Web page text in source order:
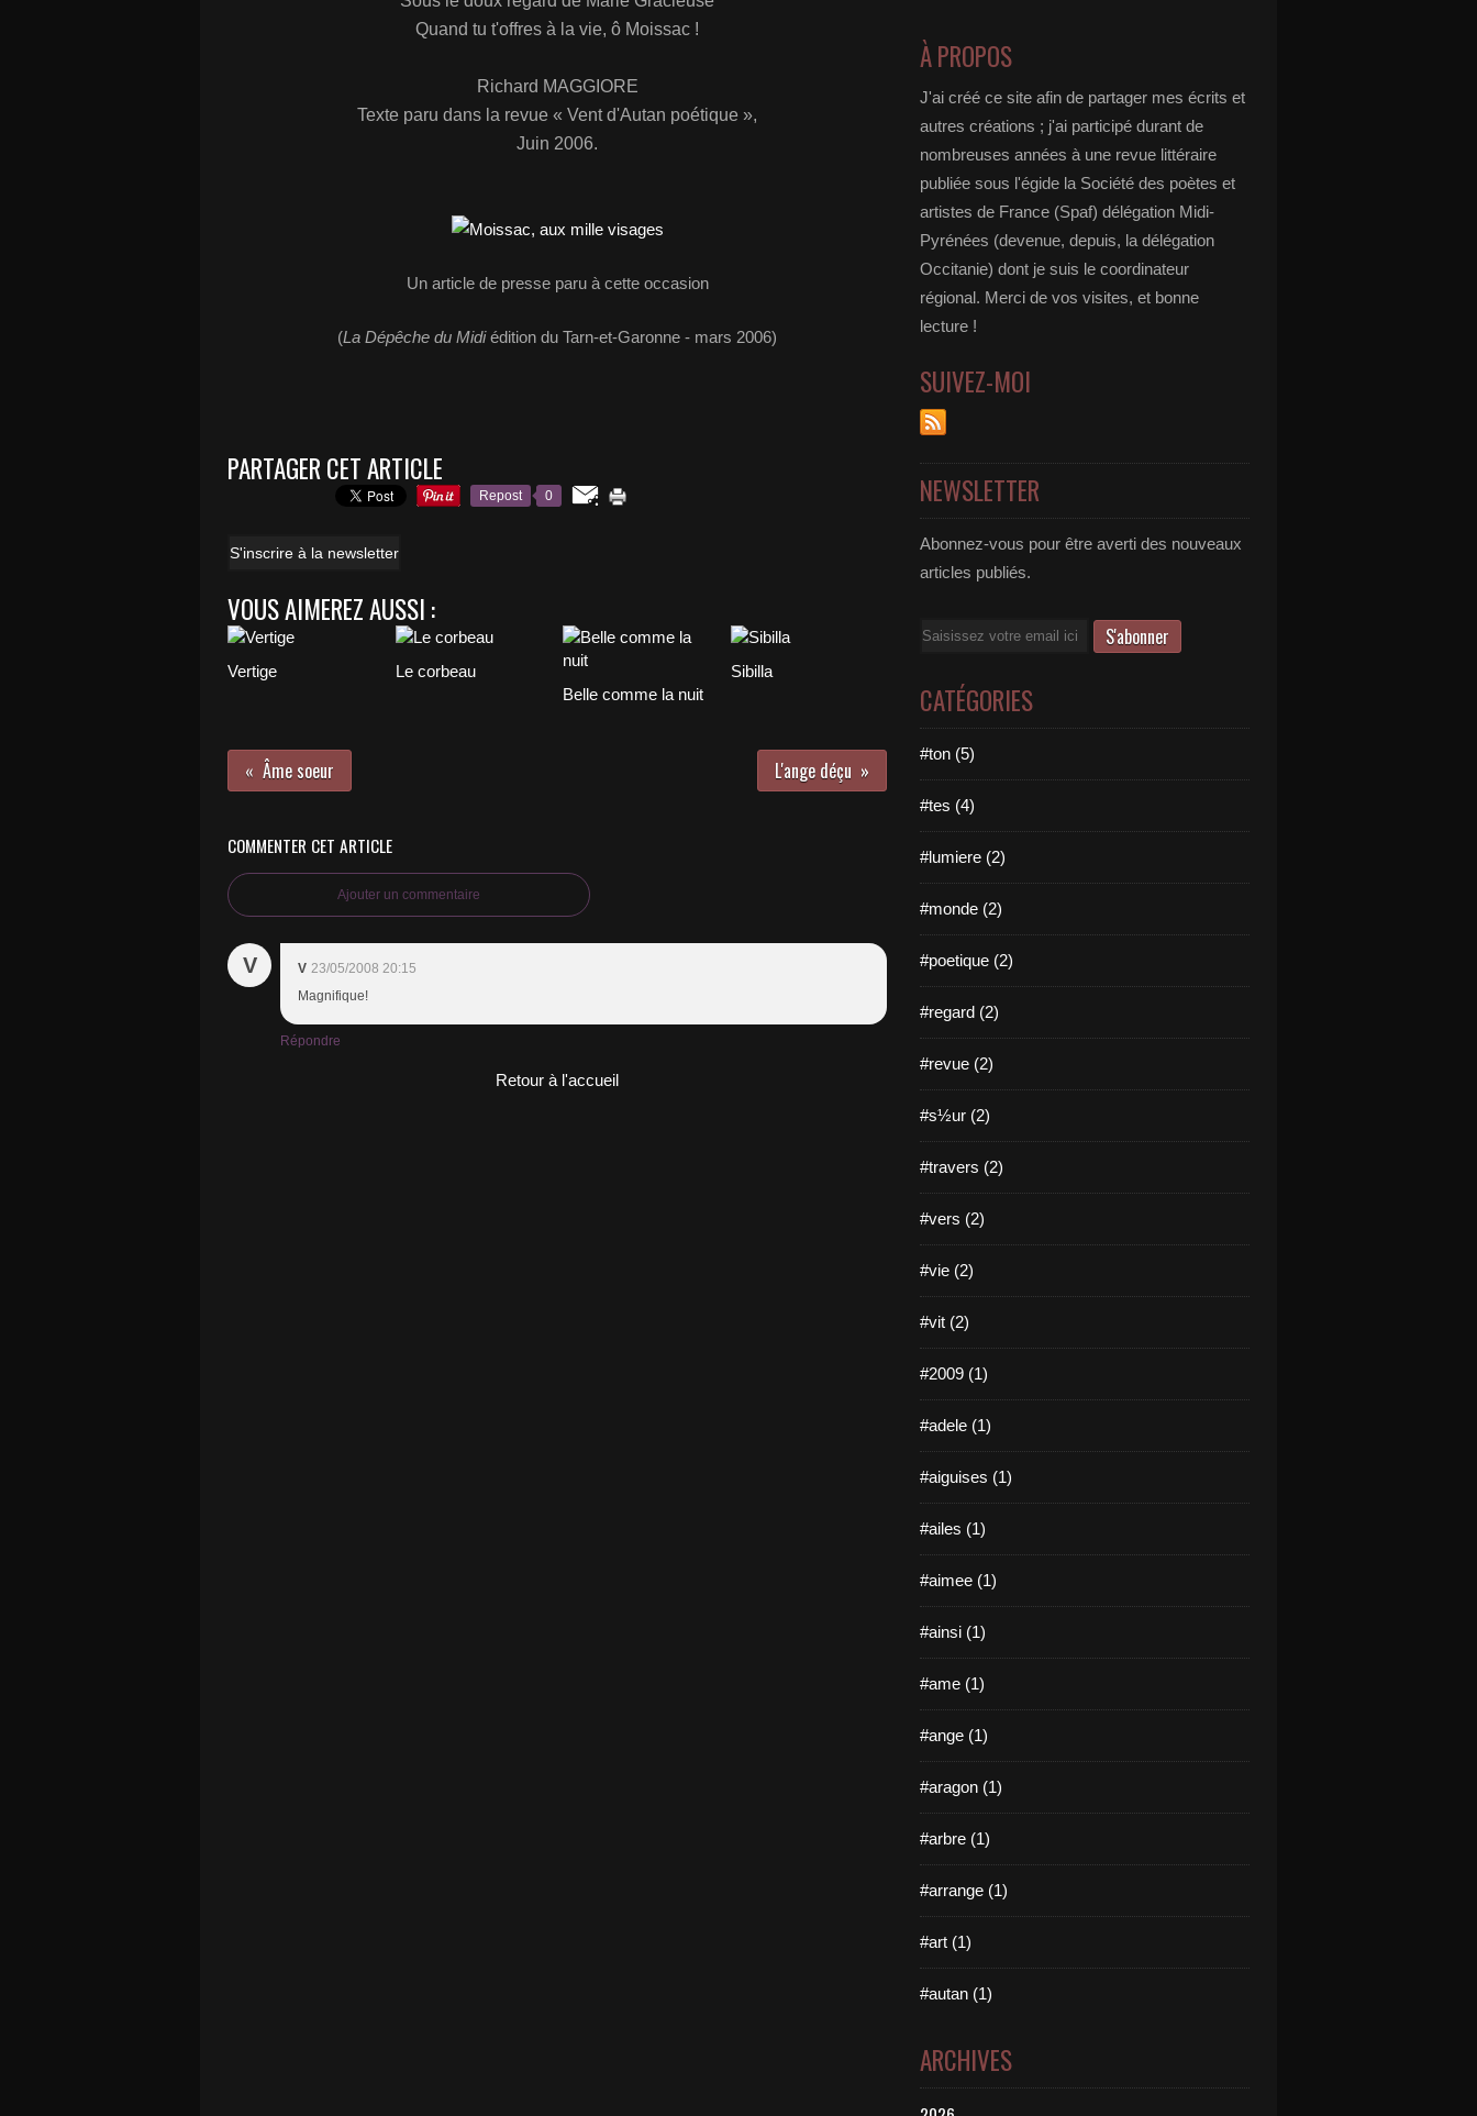
Quand tu t'offres à la vie, ô Moissac !
Richard MAGGIORE
Texte paru dans la revue « Vent d'Autan poétique »,
Juin 2006.
Un article de presse paru à cette occasion
(La Dépêche du Midiédition du Tarn-et-Garonne - mars 2006)
PARTAGER CET ARTICLE
Repost 0
S'inscrire à la newsletter
VOUS AIMEREZ AUSSI :
Vertige
Le corbeau
Belle comme la nuit
Sibilla
Âme soeur L'ange déçu
COMMENTER CET ARTICLE
Ajouter un commentaire
V V 23/05/2008 20:15
Magnifique!
Répondre
Retour à l'accueil
À PROPOS
J'ai créé ce site afin de partager mes écrits et
autres créations ; j'ai participé durant de
nombreuses années à une revue littéraire
publiée sous l'égide la Société des poètes et
artistes de France (Spaf) délégation Midi-
Pyrénées (devenue, depuis, la délégation
Occitanie) dont je suis le coordinateur
régional. Merci de vos visites, et bonne
lecture !
SUIVEZ-MOI
NEWSLETTER
Abonnez-vous pour être averti des nouveaux
articles publiés.
Email
CATÉGORIES
#ton (5)
#tes (4)
#lumiere (2)
#monde (2)
#poetique (2)
#regard (2)
#revue (2)
#s½ur (2)
#travers (2)
#vers (2)
#vie (2)
#vit (2)
#2009 (1)
#adele (1)
#aiguises (1)
#ailes (1)
#aimee (1)
#ainsi (1)
#ame (1)
#ange (1)
#aragon (1)
#arbre (1)
#arrange (1)
#art (1)
#autan (1)
ARCHIVES